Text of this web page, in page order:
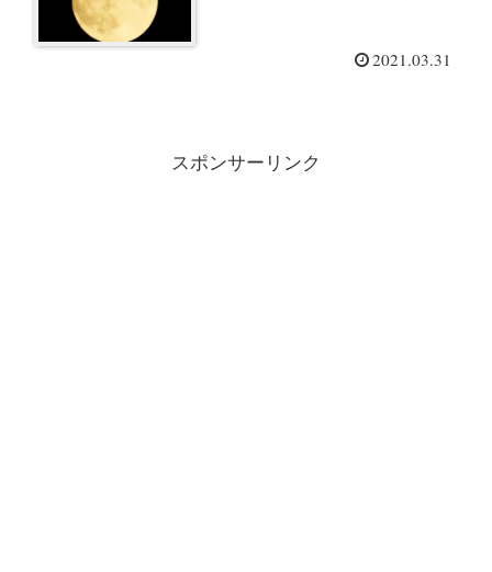
2021.03.31
スポンサーリンク